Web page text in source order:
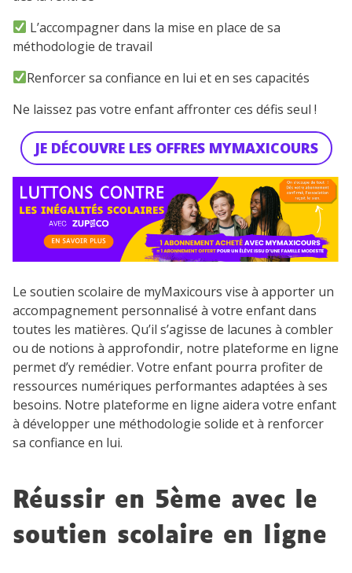
L’accompagner dans la mise en place de sa
méthodologie de travail
Renforcer sa confiance en lui et en ses capacités
Ne laissez pas votre enfant affronter ces défis seul !
JE DÉCOUVRE LES OFFRES MYMAXICOURS
Le soutien scolaire de myMaxicours vise à apporter un
accompagnement personnalisé à votre enfant dans
toutes les matières. Qu’il s’agisse de lacunes à combler
ou de notions à approfondir, notre plateforme en ligne
permet d’y remédier. Votre enfant pourra profiter de
ressources numériques performantes adaptées à ses
besoins. Notre plateforme en ligne aidera votre enfant
à développer une méthodologie solide et à renforcer
sa confiance en lui.
Réussir en 5ème avec le
soutien scolaire en ligne